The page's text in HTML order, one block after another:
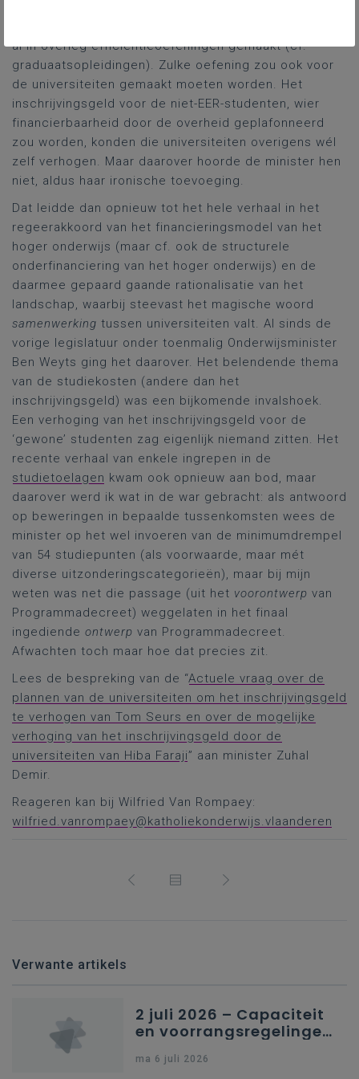
al in overleg efficiëntieoefeningen gemaakt (cf.
graduaatsopleidingen). Zulke oefening zou ook voor
de universiteiten gemaakt moeten worden. Het
inschrijvingsgeld voor de niet-EER-studenten, wier
financierbaarheid door de overheid geplafonneerd
zou worden, konden die universiteiten overigens wél
zelf verhogen. Maar daarover hoorde de minister hen
niet, aldus haar ironische toevoeging.
Dat leidde dan opnieuw tot het hele verhaal in het
regeerakkoord van het financieringsmodel van het
hoger onderwijs (maar cf. ook de structurele
onderfinanciering van het hoger onderwijs) en de
daarmee gepaard gaande rationalisatie van het
landschap, waarbij steevast het magische woord
samenwerking tussen universiteiten valt. Al sinds de
vorige legislatuur onder toenmalig Onderwijsminister
Ben Weyts ging het daarover. Het belendende thema
van de studiekosten (andere dan het
inschrijvingsgeld) was een bijkomende invalshoek.
Een verhoging van het inschrijvingsgeld voor de
‘gewone’ studenten zag eigenlijk niemand zitten. Het
recente verhaal van enkele ingrepen in de
studietoelagen kwam ook opnieuw aan bod, maar
daarover werd ik wat in de war gebracht: als antwoord
op beweringen in bepaalde tussenkomsten wees de
minister op het wel invoeren van de minimumdrempel
van 54 studiepunten (als voorwaarde, maar mét
diverse uitzonderingscategorieën), maar bij mijn
weten was net die passage (uit het voorontwerp van
Programmadecreet) weggelaten in het finaal
ingediende ontwerp van Programmadecreet.
Afwachten toch maar hoe dat precies zit.
Lees de bespreking van de “Actuele vraag over de
plannen van de universiteiten om het inschrijvingsgeld
te verhogen van Tom Seurs en over de mogelijke
verhoging van het inschrijvingsgeld door de
universiteiten van Hiba Faraji” aan minister Zuhal
Demir.
Reageren kan bij Wilfried Van Rompaey:
wilfried.vanrompaey@katholiekonderwijs.vlaanderen
Verwante artikels
2 juli 2026 – Capaciteit
en voorrangsregelingen
secundair onderwijs in
ma 6 juli 2026